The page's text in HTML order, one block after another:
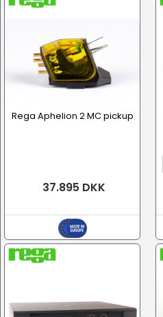
Rega Aphelion 2 MC pickup
37.895 DKK